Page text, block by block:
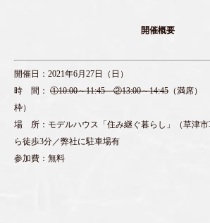
開催概要
開催日：2021年6月27日（日）
時 間： ①10:00～11:45 ②13:00～14:45 （満席）
枠）
場 所：モデルハウス「住み継ぐ暮らし」（草津
ら徒歩3分／弊社に駐車場有
参加費：無料